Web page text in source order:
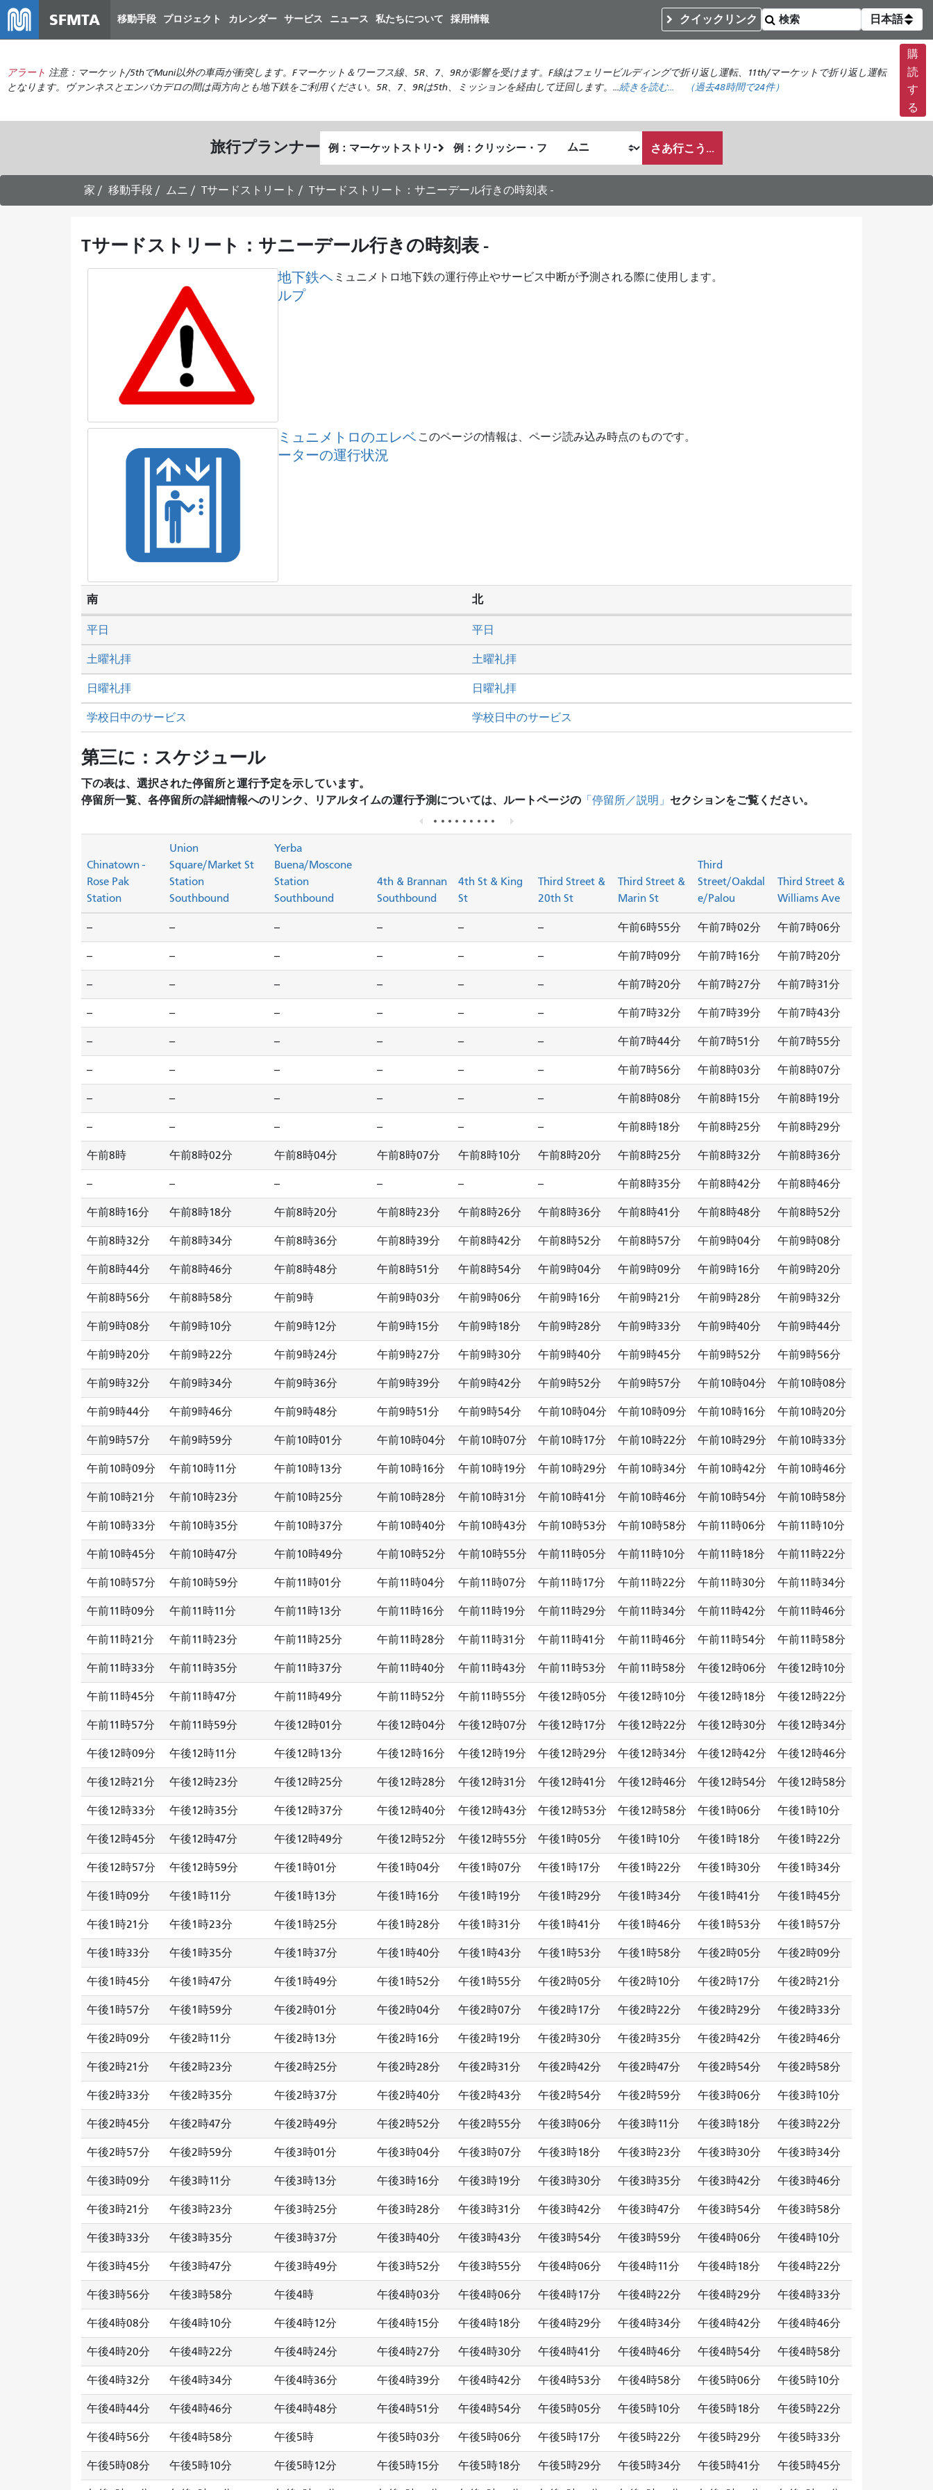
イ
ン
ン
テ
に
動
SFMTA 移動手段 プロジェクト カレンダー サービス ニュース 私たちについて 採用情報 クイックリンク 日本語
アラート 注意：マーケット/5thでMuni以外の車両が衝突します。Fマーケット＆ワーフス線、5R、7、9Rが影響を受けます。F線はフェリービルディングで折り返し運転、11th/マーケットで折り返し運転
となります。ヴァンネスとエンバカデロの間は両方向とも地下鉄をご利用ください。5R、7、9Rは5th、ミッションを経由して迂回します。...続きを読む... （過去48時間で24件）
購
読
す
る
旅行プランナー 発
地
点
了
地
点
が
ど
の
旅
さあ行こう...
家 移動手段 ムニ Tサードストリート Tサードストリート：サニーデール行きの時刻表 -
Tサードストリート：サニーデール行きの時刻表 -
地下鉄ヘ
ルプ
ミュニメトロ地下鉄の運行停止やサービス中断が予測される際に使用します。
ミュニメトロのエレベ
ーターの運行状況
このページの情報は、ページ読み込み時点のものです。
南 北
土曜礼拝 土曜礼拝
日曜礼拝 日曜礼拝
平日 平日
学校日中のサービス 学校日中のサービス
第三に：スケジュール
下の表は、選択された停留所と運行予定を示しています。
停留所一覧、各停留所の詳細情報へのリンク、リアルタイムの運行予測については、ルートページの 「停留所／説明」 セクションをご覧ください。
Chinatown -
Rose Pak
Station
Union
Square/Market St
Station
Southbound
Yerba
Buena/Moscone
Station
Southbound
4th & Brannan
Southbound
4th St & King
St
Third Street &
20th St
Third Street &
Marin St
Third
Street/Oakdal
e/Palou
Third Street &
Williams Ave
-- -- -- -- -- -- 午前6時55分 午前7時02分 午前7時06分
-- -- -- -- -- -- 午前7時09分 午前7時16分 午前7時20分
-- -- -- -- -- -- 午前7時20分 午前7時27分 午前7時31分
-- -- -- -- -- -- 午前7時32分 午前7時39分 午前7時43分
-- -- -- -- -- -- 午前7時44分 午前7時51分 午前7時55分
-- -- -- -- -- -- 午前7時56分 午前8時03分 午前8時07分
-- -- -- -- -- -- 午前8時08分 午前8時15分 午前8時19分
-- -- -- -- -- -- 午前8時18分 午前8時25分 午前8時29分
午前8時 午前8時02分 午前8時04分 午前8時07分 午前8時10分 午前8時20分 午前8時25分 午前8時32分 午前8時36分
-- -- -- -- -- -- 午前8時35分 午前8時42分 午前8時46分
午前8時16分 午前8時18分 午前8時20分 午前8時23分 午前8時26分 午前8時36分 午前8時41分 午前8時48分 午前8時52分
午前8時32分 午前8時34分 午前8時36分 午前8時39分 午前8時42分 午前8時52分 午前8時57分 午前9時04分 午前9時08分
午前8時44分 午前8時46分 午前8時48分 午前8時51分 午前8時54分 午前9時04分 午前9時09分 午前9時16分 午前9時20分
午前8時56分 午前8時58分 午前9時 午前9時03分 午前9時06分 午前9時16分 午前9時21分 午前9時28分 午前9時32分
午前9時08分 午前9時10分 午前9時12分 午前9時15分 午前9時18分 午前9時28分 午前9時33分 午前9時40分 午前9時44分
午前9時20分 午前9時22分 午前9時24分 午前9時27分 午前9時30分 午前9時40分 午前9時45分 午前9時52分 午前9時56分
午前9時32分 午前9時34分 午前9時36分 午前9時39分 午前9時42分 午前9時52分 午前9時57分 午前10時04分 午前10時08分
午前9時44分 午前9時46分 午前9時48分 午前9時51分 午前9時54分 午前10時04分 午前10時09分 午前10時16分 午前10時20分
午前9時57分 午前9時59分 午前10時01分 午前10時04分 午前10時07分 午前10時17分 午前10時22分 午前10時29分 午前10時33分
午前10時09分 午前10時11分 午前10時13分 午前10時16分 午前10時19分 午前10時29分 午前10時34分 午前10時42分 午前10時46分
午前10時21分 午前10時23分 午前10時25分 午前10時28分 午前10時31分 午前10時41分 午前10時46分 午前10時54分 午前10時58分
午前10時33分 午前10時35分 午前10時37分 午前10時40分 午前10時43分 午前10時53分 午前10時58分 午前11時06分 午前11時10分
午前10時45分 午前10時47分 午前10時49分 午前10時52分 午前10時55分 午前11時05分 午前11時10分 午前11時18分 午前11時22分
午前10時57分 午前10時59分 午前11時01分 午前11時04分 午前11時07分 午前11時17分 午前11時22分 午前11時30分 午前11時34分
午前11時09分 午前11時11分 午前11時13分 午前11時16分 午前11時19分 午前11時29分 午前11時34分 午前11時42分 午前11時46分
午前11時21分 午前11時23分 午前11時25分 午前11時28分 午前11時31分 午前11時41分 午前11時46分 午前11時54分 午前11時58分
午前11時33分 午前11時35分 午前11時37分 午前11時40分 午前11時43分 午前11時53分 午前11時58分 午後12時06分 午後12時10分
午前11時45分 午前11時47分 午前11時49分 午前11時52分 午前11時55分 午後12時05分 午後12時10分 午後12時18分 午後12時22分
午前11時57分 午前11時59分 午後12時01分 午後12時04分 午後12時07分 午後12時17分 午後12時22分 午後12時30分 午後12時34分
午後12時09分 午後12時11分 午後12時13分 午後12時16分 午後12時19分 午後12時29分 午後12時34分 午後12時42分 午後12時46分
午後12時21分 午後12時23分 午後12時25分 午後12時28分 午後12時31分 午後12時41分 午後12時46分 午後12時54分 午後12時58分
午後12時33分 午後12時35分 午後12時37分 午後12時40分 午後12時43分 午後12時53分 午後12時58分 午後1時06分 午後1時10分
午後12時45分 午後12時47分 午後12時49分 午後12時52分 午後12時55分 午後1時05分 午後1時10分 午後1時18分 午後1時22分
午後12時57分 午後12時59分 午後1時01分 午後1時04分 午後1時07分 午後1時17分 午後1時22分 午後1時30分 午後1時34分
午後1時09分 午後1時11分 午後1時13分 午後1時16分 午後1時19分 午後1時29分 午後1時34分 午後1時41分 午後1時45分
午後1時21分 午後1時23分 午後1時25分 午後1時28分 午後1時31分 午後1時41分 午後1時46分 午後1時53分 午後1時57分
午後1時33分 午後1時35分 午後1時37分 午後1時40分 午後1時43分 午後1時53分 午後1時58分 午後2時05分 午後2時09分
午後1時45分 午後1時47分 午後1時49分 午後1時52分 午後1時55分 午後2時05分 午後2時10分 午後2時17分 午後2時21分
午後1時57分 午後1時59分 午後2時01分 午後2時04分 午後2時07分 午後2時17分 午後2時22分 午後2時29分 午後2時33分
午後2時09分 午後2時11分 午後2時13分 午後2時16分 午後2時19分 午後2時30分 午後2時35分 午後2時42分 午後2時46分
午後2時21分 午後2時23分 午後2時25分 午後2時28分 午後2時31分 午後2時42分 午後2時47分 午後2時54分 午後2時58分
午後2時33分 午後2時35分 午後2時37分 午後2時40分 午後2時43分 午後2時54分 午後2時59分 午後3時06分 午後3時10分
午後2時45分 午後2時47分 午後2時49分 午後2時52分 午後2時55分 午後3時06分 午後3時11分 午後3時18分 午後3時22分
午後2時57分 午後2時59分 午後3時01分 午後3時04分 午後3時07分 午後3時18分 午後3時23分 午後3時30分 午後3時34分
午後3時09分 午後3時11分 午後3時13分 午後3時16分 午後3時19分 午後3時30分 午後3時35分 午後3時42分 午後3時46分
午後3時21分 午後3時23分 午後3時25分 午後3時28分 午後3時31分 午後3時42分 午後3時47分 午後3時54分 午後3時58分
午後3時33分 午後3時35分 午後3時37分 午後3時40分 午後3時43分 午後3時54分 午後3時59分 午後4時06分 午後4時10分
午後3時45分 午後3時47分 午後3時49分 午後3時52分 午後3時55分 午後4時06分 午後4時11分 午後4時18分 午後4時22分
午後3時56分 午後3時58分 午後4時 午後4時03分 午後4時06分 午後4時17分 午後4時22分 午後4時29分 午後4時33分
午後4時08分 午後4時10分 午後4時12分 午後4時15分 午後4時18分 午後4時29分 午後4時34分 午後4時42分 午後4時46分
午後4時20分 午後4時22分 午後4時24分 午後4時27分 午後4時30分 午後4時41分 午後4時46分 午後4時54分 午後4時58分
午後4時32分 午後4時34分 午後4時36分 午後4時39分 午後4時42分 午後4時53分 午後4時58分 午後5時06分 午後5時10分
午後4時44分 午後4時46分 午後4時48分 午後4時51分 午後4時54分 午後5時05分 午後5時10分 午後5時18分 午後5時22分
午後4時56分 午後4時58分 午後5時 午後5時03分 午後5時06分 午後5時17分 午後5時22分 午後5時29分 午後5時33分
午後5時08分 午後5時10分 午後5時12分 午後5時15分 午後5時18分 午後5時29分 午後5時34分 午後5時41分 午後5時45分